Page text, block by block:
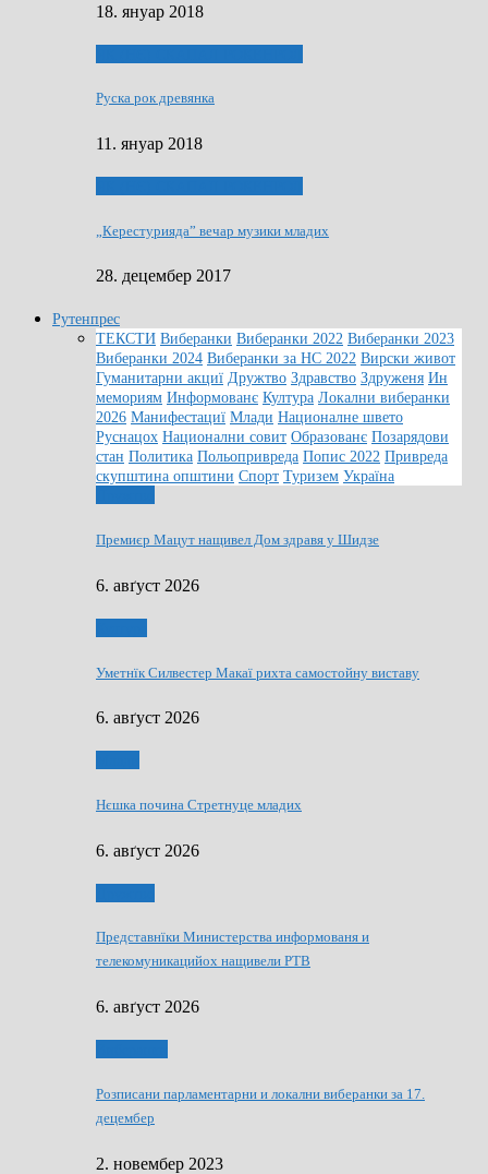
18. януар 2018
Руска рок древянка
11. януар 2018
„Керестурияда” вечар музики младих
28. децембер 2017
Рутенпрес
ТЕКСТИ Виберанки Виберанки 2022 Виберанки 2023
Виберанки 2024 Виберанки за НС 2022 Вирски живот
Гуманитарни акциї Дружтво Здравство Здруженя Ин
мемориям Информованє Култура Локални виберанки
2026 Манифестациї Млади Националне швето
Руснацох Национални совит Образованє Позарядови
стан Политика Польопривреда Попис 2022 Привреда
скупштина општини Спорт Туризем Україна
Премиєр Мацут нащивел Дом здравя у Шидзе
6. авґуст 2026
Уметнїк Силвестер Макаї рихта самостойну виставу
6. авґуст 2026
Нєшка почина Стретнуце младих
6. авґуст 2026
Представнїки Министерства информованя и
телекомуникацийох нащивели РТВ
6. авґуст 2026
Розписани парламентарни и локални виберанки за 17.
децембер
2. новембер 2023